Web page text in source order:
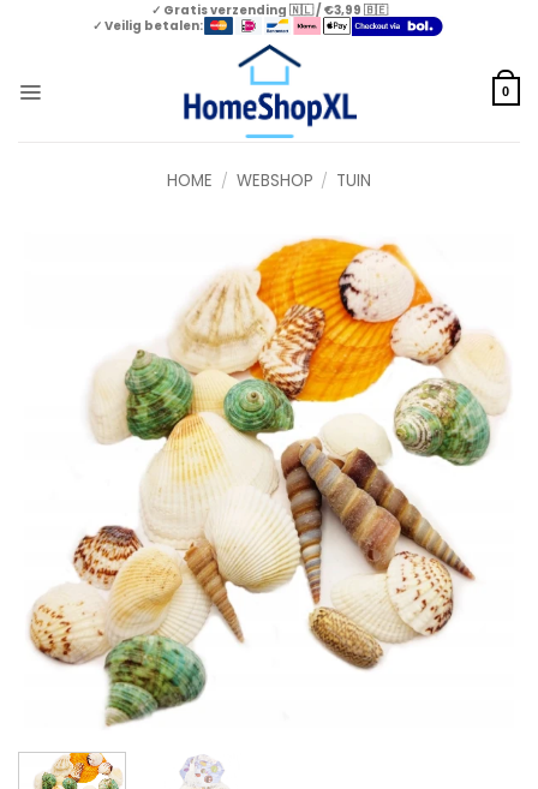
✓ Gratis verzending 🇳🇱 / €3,99 🇧🇪
✓ Veilig betalen:
0
HOME / WEBSHOP / TUIN